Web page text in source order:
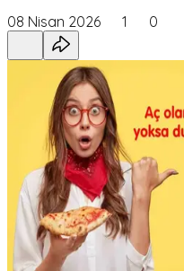
08 Nisan 2026 1 0